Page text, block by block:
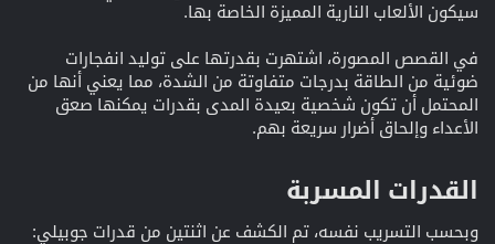
سيكون الألعاب النارية المميزة الخاصة بها.
في القصص المصورة، اشتهرت بقدرتها على توليد انفجارات
ضوئية من الطاقة بدرجات متفاوتة من الشدة، مما يعني أنها من
المحتمل أن تكون شخصية بعيدة المدى بقدرات يمكنها صعق
الأعداء وإلحاق أضرار سريعة بهم.
القدرات المسربة​
وبحسب التسريب نفسه، تم الكشف عن اثنتين من قدرات جوبيلي: